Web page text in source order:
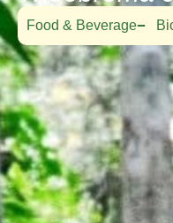
Food & Beverage